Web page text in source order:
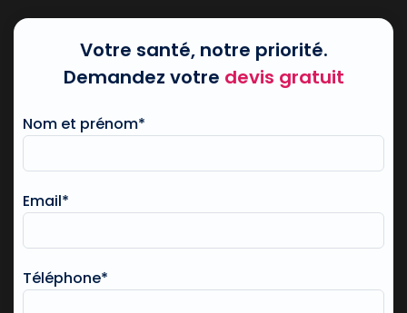
Votre santé, notre priorité.
Demandez votre devis gratuit
Nom et prénom*
Email*
Téléphone*